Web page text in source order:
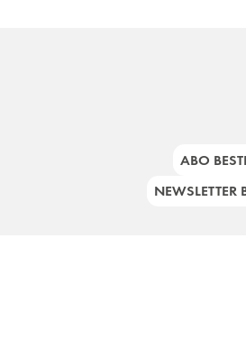
ABO
NEWSLETTER